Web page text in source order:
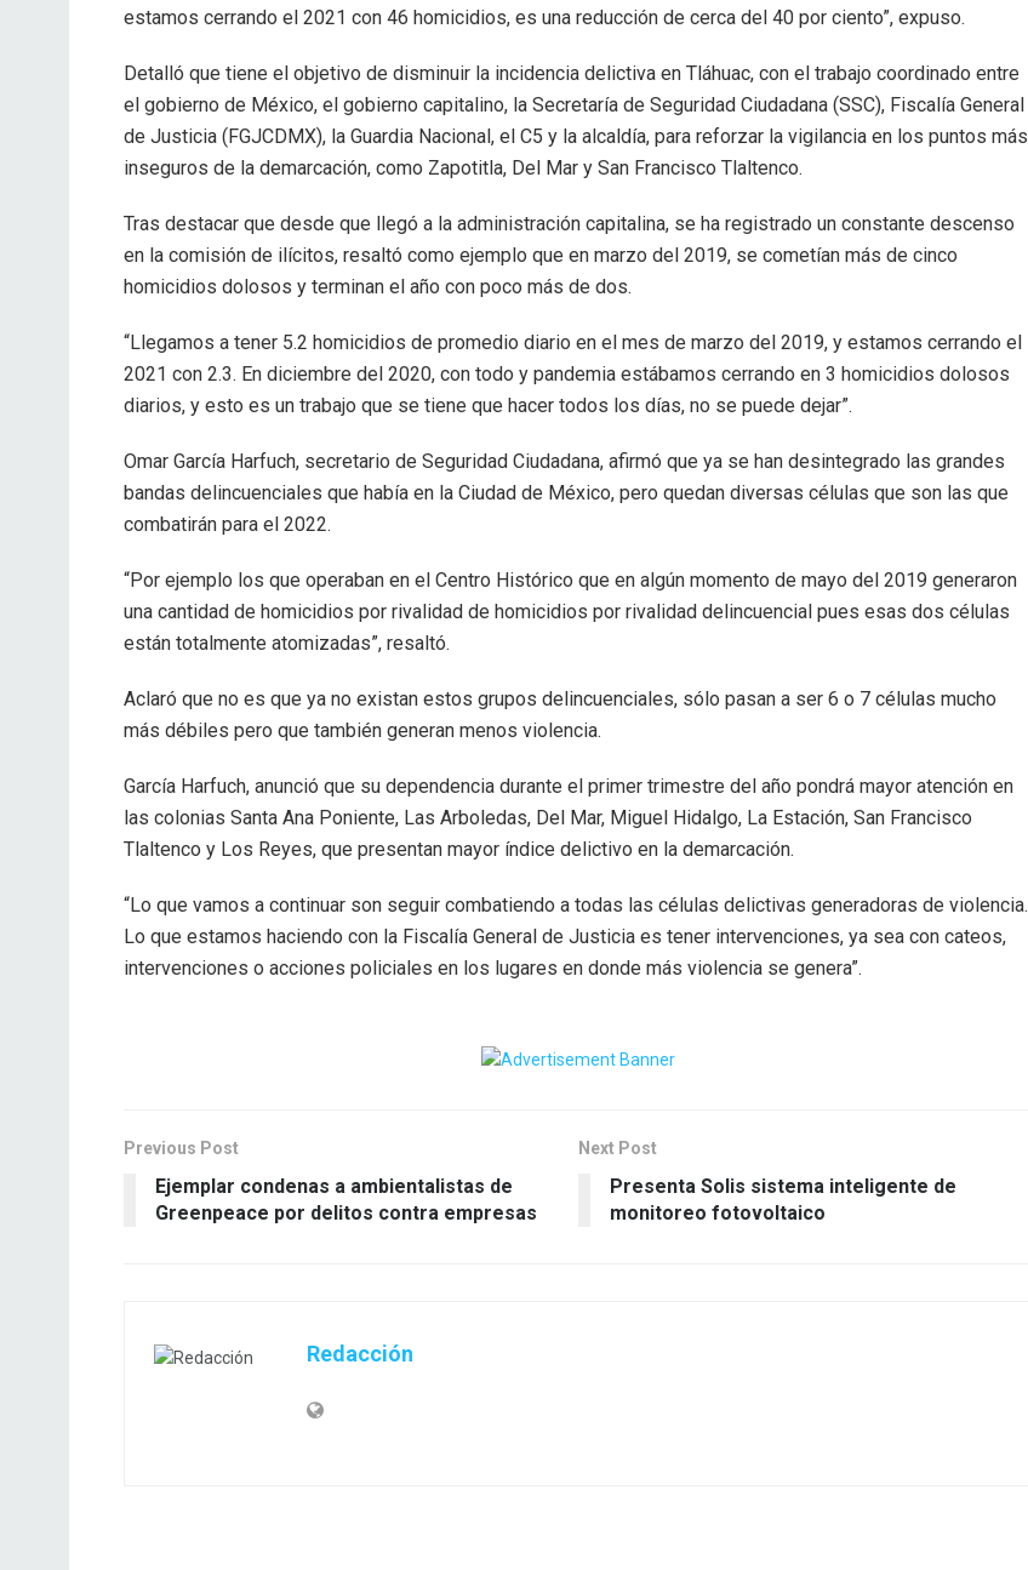
estamos cerrando el 2021 con 46 homicidios, es una reducción de cerca del 40 por ciento”, expuso.
Detalló que tiene el objetivo de disminuir la incidencia delictiva en Tláhuac, con el trabajo coordinado entre
el gobierno de México, el gobierno capitalino, la Secretaría de Seguridad Ciudadana (SSC), Fiscalía General
de Justicia (FGJCDMX), la Guardia Nacional, el C5 y la alcaldía, para reforzar la vigilancia en los puntos más
inseguros de la demarcación, como Zapotitla, Del Mar y San Francisco Tlaltenco.
Tras destacar que desde que llegó a la administración capitalina, se ha registrado un constante descenso
en la comisión de ilícitos, resaltó como ejemplo que en marzo del 2019, se cometían más de cinco
homicidios dolosos y terminan el año con poco más de dos.
“Llegamos a tener 5.2 homicidios de promedio diario en el mes de marzo del 2019, y estamos cerrando el
2021 con 2.3. En diciembre del 2020, con todo y pandemia estábamos cerrando en 3 homicidios dolosos
diarios, y esto es un trabajo que se tiene que hacer todos los días, no se puede dejar”.
Omar García Harfuch, secretario de Seguridad Ciudadana, afirmó que ya se han desintegrado las grandes
bandas delincuenciales que había en la Ciudad de México, pero quedan diversas células que son las que
combatirán para el 2022.
“Por ejemplo los que operaban en el Centro Histórico que en algún momento de mayo del 2019 generaron
una cantidad de homicidios por rivalidad de homicidios por rivalidad delincuencial pues esas dos células
están totalmente atomizadas”, resaltó.
Aclaró que no es que ya no existan estos grupos delincuenciales, sólo pasan a ser 6 o 7 células mucho
más débiles pero que también generan menos violencia.
García Harfuch, anunció que su dependencia durante el primer trimestre del año pondrá mayor atención en
las colonias Santa Ana Poniente, Las Arboledas, Del Mar, Miguel Hidalgo, La Estación, San Francisco
Tlaltenco y Los Reyes, que presentan mayor índice delictivo en la demarcación.
“Lo que vamos a continuar son seguir combatiendo a todas las células delictivas generadoras de violencia.
Lo que estamos haciendo con la Fiscalía General de Justicia es tener intervenciones, ya sea con cateos,
intervenciones o acciones policiales en los lugares en donde más violencia se genera”.
Previous Post
Ejemplar condenas a ambientalistas de
Greenpeace por delitos contra empresas
Next Post
Presenta Solis sistema inteligente de
monitoreo fotovoltaico
Redacción